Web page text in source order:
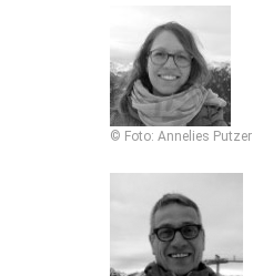
© Foto: Annelies Putzer